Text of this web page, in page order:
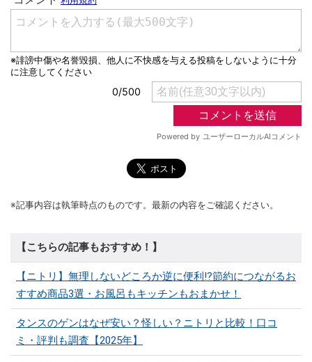
※記事内容は執筆時点のものです。最新の内容をご確認ください。
【こちらの記事もおすすめ！】
【ニトリ】無理しないどころか逆に便利⁉節約につながるお
すすめ商品3選・お風呂もキッチンもおまかせ！
タンスのゲンはなぜ安い？怪しい？ニトリと比較！口コ
ミ・評判も調査【2025年】